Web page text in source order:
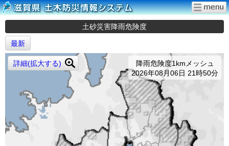
土砂災害降雨危険度
最新
詳細(拡大する)
降雨危険度1kmメッシュ
2026年08月06日 21時50分